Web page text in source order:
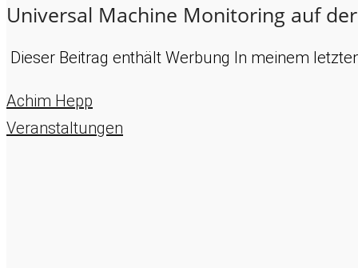
Universal Machine Monitoring auf
Dieser Beitrag enthält Werbung In meinem
Achim Hepp
Veranstaltungen